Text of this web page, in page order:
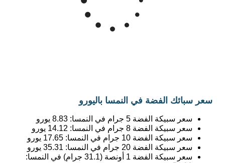
سعر سبائك الفضة في النمسا باليورو
سعر سبيكة الفضة 5 جرام في النمسا: 8.83 يورو
سعر سبيكة الفضة 8 جرام في النمسا:
14.12 يورو
سعر سبيكة الفضة 10 جرام في النمسا:
17.65 يورو
سعر سبيكة الفضة 20 جرام في النمسا:
35.31 يورو
سعر سبيكة الفضة 1 أونصة (31.1 جرام) في النمسا: